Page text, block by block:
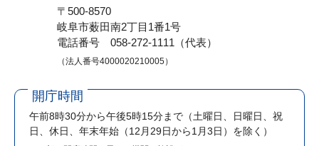
〒500-8570
岐阜市薮田南2丁目1番1号
電話番号 058-272-1111（代表）
（法人番号4000020210005）
開庁時間
午前8時30分から午後5時15分まで （土曜日、日曜日、祝
日、休日、年末年始（12月29日から1月3日）を除く）